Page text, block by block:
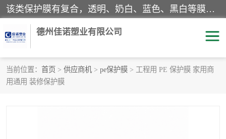
该类保护膜有复合，透明、奶白、蓝色、黑白等膜型。特高粘，高粘，中高粘，中粘，中低粘，低粘等。对于不同的粘力要求有相应的产品相适配。无胶渍残留污染。在较宽的收卷幅度下平整无皱纹，收卷长度大，利于机械化及自动化施工粘贴。为您的产品提供的表面保护解决方案。 产品广泛适用于：铝材、不锈钢、金属、塑料、电子、家电、家具、玻璃、化工材料、装饰材料等。
德州佳诺塑业有限公司
当前位置： 首页 > 供应商机 > pe保护膜 > 工程用 PE 保护膜 家用商
用通用 装修保护膜
pe保护膜